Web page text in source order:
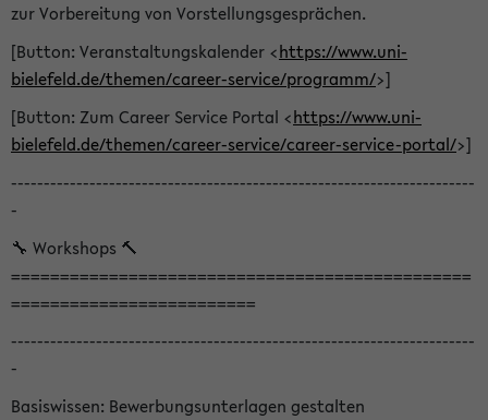
zur Vorbereitung von Vorstellungsgesprächen.
[Button: Veranstaltungskalender <https://www.uni-
bielefeld.de/themen/career-service/programm/>]
[Button: Zum Career Service Portal <https://www.uni-
bielefeld.de/themen/career-service/career-service-portal/>]
-----------------------------------------------------------------------
-
🔧 Workshops 🔨
===============================================
=========================
-----------------------------------------------------------------------
-
Basiswissen: Bewerbungsunterlagen gestalten